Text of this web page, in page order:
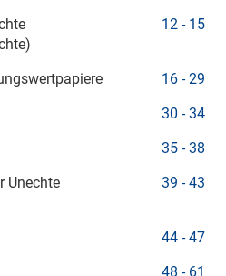
12 - 15
16 - 29
30 - 34
35 - 38
Unechte
39 - 43
44 - 47
48 - 61